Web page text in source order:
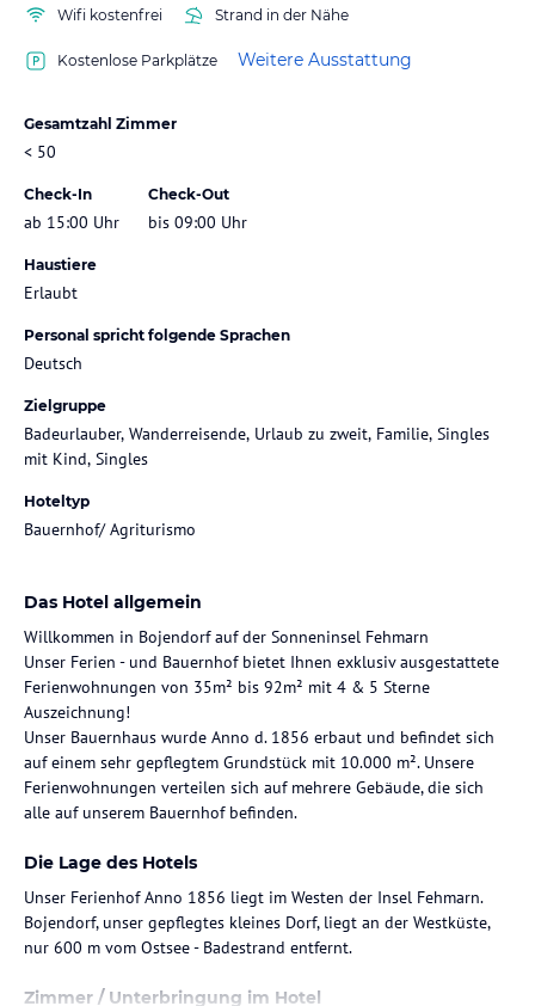
Wifi kostenfrei Strand in der Nähe
Kostenlose Parkplätze Weitere Ausstattung
Gesamtzahl Zimmer
< 50
Check-In
ab 15:00 Uhr
Check-Out
bis 09:00 Uhr
Haustiere
Erlaubt
Personal spricht folgende Sprachen
Deutsch
Zielgruppe
Badeurlauber, Wanderreisende, Urlaub zu zweit, Familie, Singles
mit Kind, Singles
Hoteltyp
Bauernhof/ Agriturismo
Das Hotel allgemein
Willkommen in Bojendorf auf der Sonneninsel Fehmarn
Unser Ferien - und Bauernhof bietet Ihnen exklusiv ausgestattete
Ferienwohnungen von 35m² bis 92m² mit 4 & 5 Sterne
Auszeichnung!
Unser Bauernhaus wurde Anno d. 1856 erbaut und befindet sich
auf einem sehr gepflegtem Grundstück mit 10.000 m². Unsere
Ferienwohnungen verteilen sich auf mehrere Gebäude, die sich
alle auf unserem Bauernhof befinden.
Die Lage des Hotels
Unser Ferienhof Anno 1856 liegt im Westen der Insel Fehmarn.
Bojendorf, unser gepflegtes kleines Dorf, liegt an der Westküste,
nur 600 m vom Ostsee - Badestrand entfernt.
Zimmer / Unterbringung im Hotel